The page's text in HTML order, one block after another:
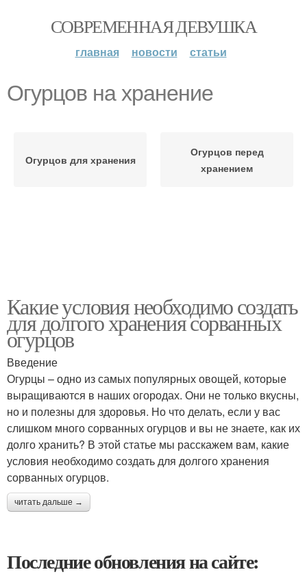
СОВРЕМЕННАЯ ДЕВУШКА
главная новости статьи
Огурцов на хранение
Огурцов для хранения
Огурцов перед
хранением
Какие условия необходимо создать
для долгого хранения сорванных
огурцов
Введение
Огурцы – одно из самых популярных овощей, которые
выращиваются в наших огородах. Они не только вкусны,
но и полезны для здоровья. Но что делать, если у вас
слишком много сорванных огурцов и вы не знаете, как их
долго хранить? В этой статье мы расскажем вам, какие
условия необходимо создать для долгого хранения
сорванных огурцов.
читать дальше →
Последние обновления на сайте: